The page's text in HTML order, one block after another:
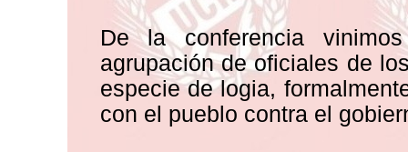
De la conferencia
agrupación de oficiales de
especie de logia,
con el pueblo contra el